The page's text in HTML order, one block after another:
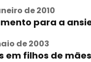
de 2010
para a
de 2003
em filhos de